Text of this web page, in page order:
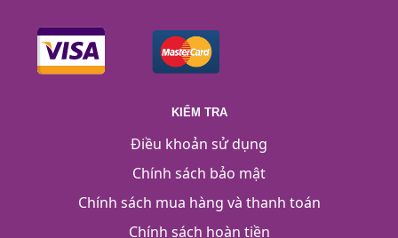
KIỂM TRA
Điều khoản sử dụng
Chính sách bảo mật
Chính sách mua hàng và thanh toán
Chính sách hoàn tiền